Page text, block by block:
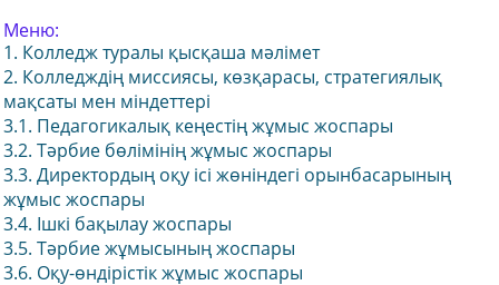
Меню:
1. Колледж туралы қысқаша мәлімет
2. Колледждің миссиясы, көзқарасы, стратегиялық
мақсаты мен міндеттері
3.1. Педагогикалық кеңестің жұмыс жоспары
3.2. Тәрбие бөлімінің жұмыс жоспары
3.3. Директордың оқу ісі жөніндегі орынбасарының
жұмыс жоспары
3.4. Ішкі бақылау жоспары
3.5. Тәрбие жұмысының жоспары
3.6. Оқу-өндірістік жұмыс жоспары